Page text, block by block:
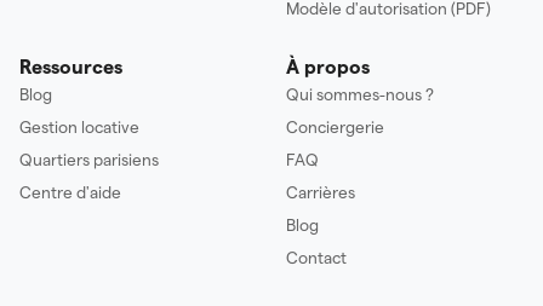
Modèle d'autorisation (PDF)
Ressources
Blog
Gestion locative
Quartiers parisiens
Centre d'aide
À propos
Qui sommes-nous ?
Conciergerie
FAQ
Carrières
Blog
Contact